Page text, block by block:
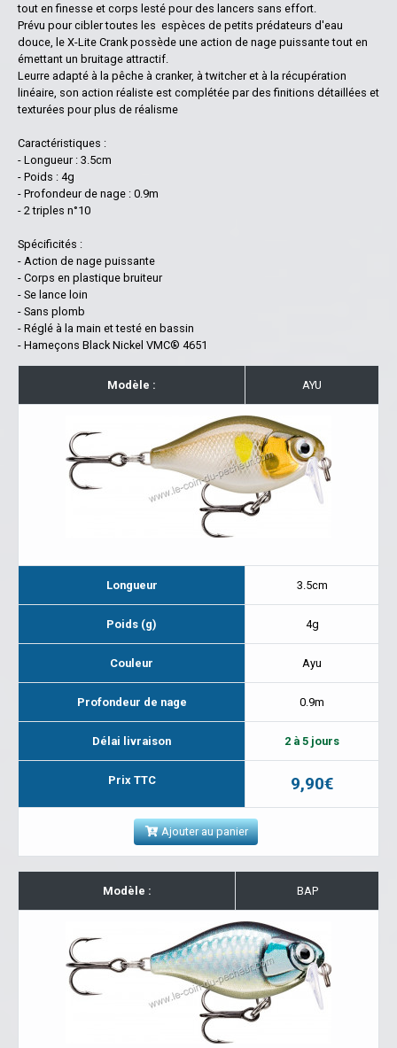
tout en finesse et corps lesté pour des lancers sans effort.
Prévu pour cibler toutes les espèces de petits prédateurs d'eau
douce, le X-Lite Crank possède une action de nage puissante tout en
émettant un bruitage attractif.
Leurre adapté à la pêche à cranker, à twitcher et à la récupération
linéaire, son action réaliste est complétée par des finitions détaillées et
texturées pour plus de réalisme
Caractéristiques :
- Longueur : 3.5cm
- Poids : 4g
- Profondeur de nage : 0.9m
- 2 triples n°10
Spécificités :
- Action de nage puissante
- Corps en plastique bruiteur
- Se lance loin
- Sans plomb
- Réglé à la main et testé en bassin
- Hameçons Black Nickel VMC® 4651
Modèle : AYU
Longueur 3.5cm
Poids (g) 4g
Couleur Ayu
Profondeur de nage 0.9m
Délai livraison 2 à 5 jours
Prix TTC 9,90€
Ajouter au panier
Modèle : BAP